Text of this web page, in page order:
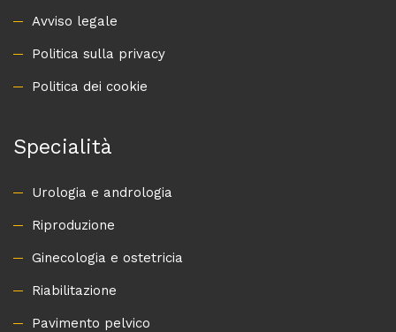
Avviso legale
Politica sulla privacy
Politica dei cookie
Specialità
Urologia e andrologia
Riproduzione
Ginecologia e ostetricia
Riabilitazione
Pavimento pelvico